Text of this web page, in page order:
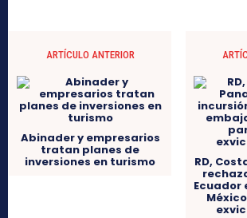
ARTÍCULO ANTERIOR
Abinader y empresarios
tratan planes de
inversiones en turismo RD,
Ecuador